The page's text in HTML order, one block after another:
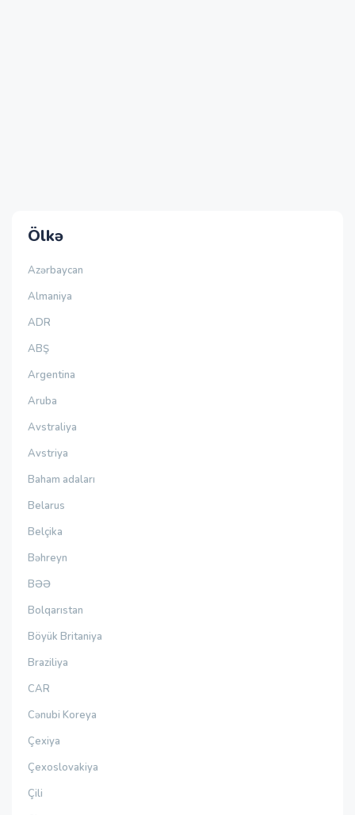
Ölkə
Azərbaycan
Almaniya
ADR
ABŞ
Argentina
Aruba
Avstraliya
Avstriya
Baham adaları
Belarus
Belçika
Bəhreyn
BƏƏ
Bolqarıstan
Böyük Britaniya
Braziliya
CAR
Cənubi Koreya
Çexiya
Çexoslovakiya
Çili